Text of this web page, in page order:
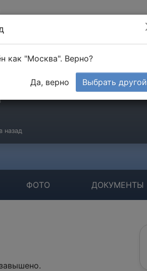
назад
ФОТО ДОКУМЕНТЫ
как "Москва". Верно?
Да, верно Выбрать другой